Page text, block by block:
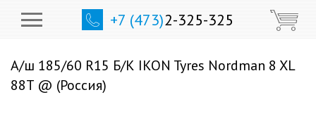
+7 (473)2-325-325
А/ш 185/60 R15 Б/К IKON Tyres Nordman 8 XL
88T @ (Россия)